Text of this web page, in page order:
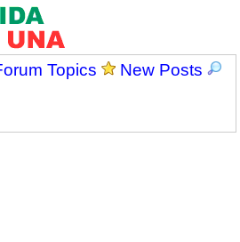
Topics
New Posts